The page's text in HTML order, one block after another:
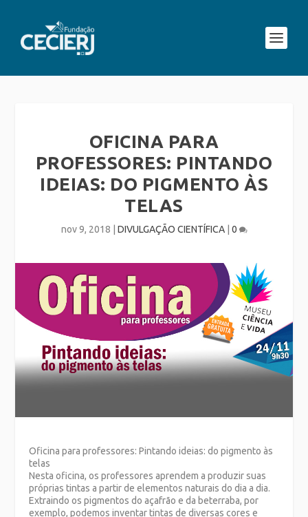
OFICINA PARA
PROFESSORES: PINTANDO
IDEIAS: DO PIGMENTO ÀS
TELAS
nov 9, 2018 DIVULGAÇÃO CIENTÍFICA| 0
Oficina para professores: Pintando ideias: do pigmento às
telas
Nesta oficina, os professores aprendem a produzir suas
próprias tintas a partir de elementos naturais do dia a dia.
Extraindo os pigmentos do açafrão e da beterraba, por
exemplo, podemos inventar tintas de diversas cores e